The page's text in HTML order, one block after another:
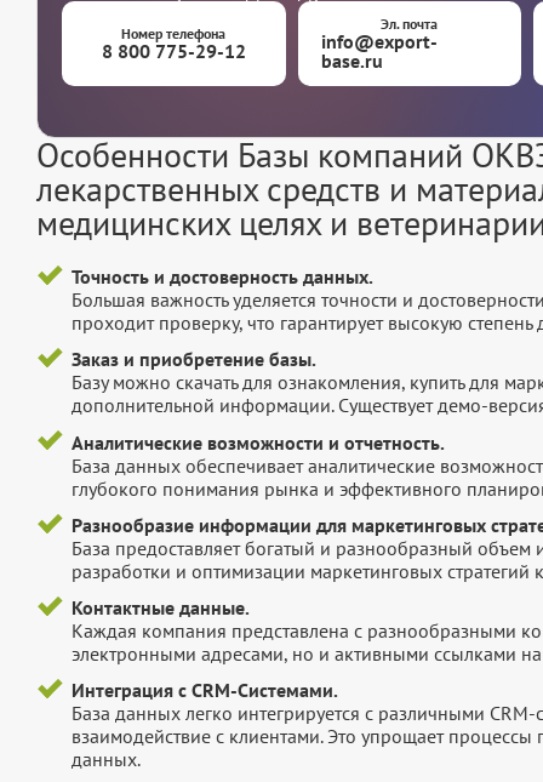
Номер телефона
8 800 775-29-12
Эл. почта
info@export-
base.ru
Особенности Базы компаний
лекарственных средств и
медицинских целях и
Точность и достоверность данных.
Большая важность уделяется точности и
проходит проверку, что гарантирует высокую
Заказ и приобретение базы.
Базу можно скачать для ознакомления, купить для
дополнительной информации. Существует демо-
Аналитические возможности и отчетность.
База данных обеспечивает аналитические
глубокого понимания рынка и эффективного
Разнообразие информации для маркетинговых
База предоставляет богатый и разнообразный
разработки и оптимизации маркетинговых стратегий
Контактные данные.
Каждая компания представлена с разнообразными
электронными адресами, но и активными ссылками
Интеграция с CRM-Системами.
База данных легко интегрируется с различными
взаимодействие с клиентами. Это упрощает
данных.